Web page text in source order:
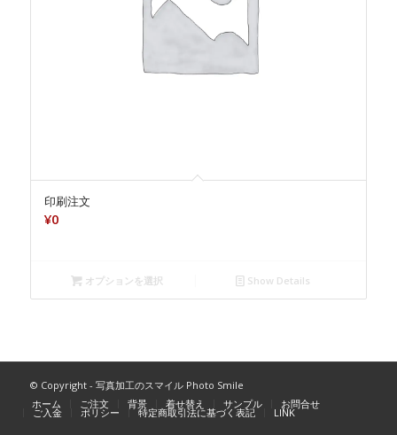
印刷注文
¥0
オプションを選択 Show Details
© Copyright - 写真加工のスマイル Photo Smile
ホーム
ご注文 背景 着せ替え サンプル お問合せ
ご入金 ポリシー 特定商取引法に基づく表記 LINK